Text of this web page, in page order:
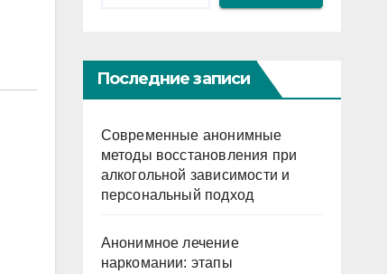
Последние записи
Современные анонимные
методы восстановления при
алкогольной зависимости и
персональный подход
Анонимное лечение
наркомании: этапы